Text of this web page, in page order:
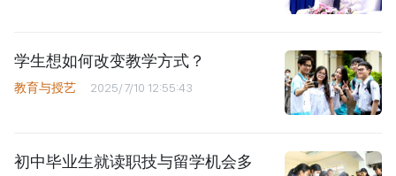
学生想如何改变教学方式？
教育与授艺 2025/7/10 12:55:43
初中毕业生就读职技与留学机会多